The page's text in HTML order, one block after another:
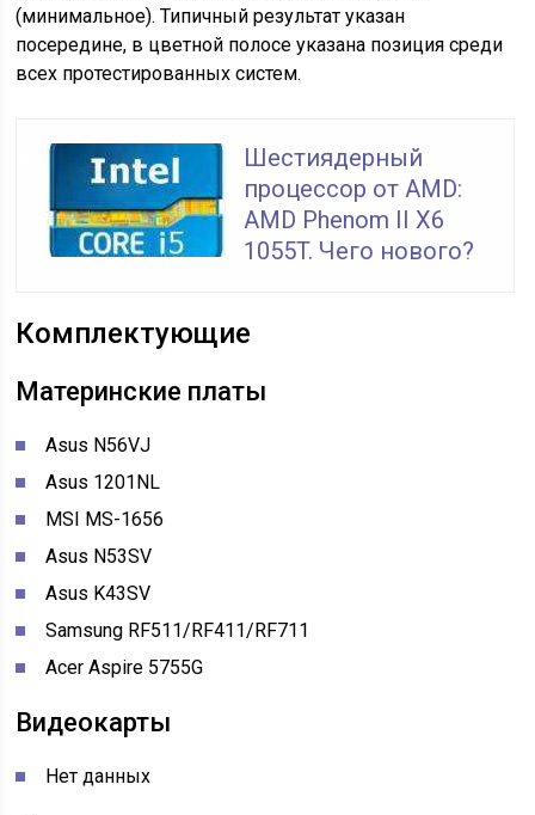
(минимальное). Типичный результат указан
посередине, в цветной полосе указана позиция среди
всех протестированных систем.
Шестиядерный
процессор от AMD:
AMD Phenom II X6
1055T. Чего нового?
Комплектующие
Материнские платы
Asus N56VJ
Asus 1201NL
MSI MS-1656
Asus N53SV
Asus K43SV
Samsung RF511/RF411/RF711
Acer Aspire 5755G
Видеокарты
Нет данных